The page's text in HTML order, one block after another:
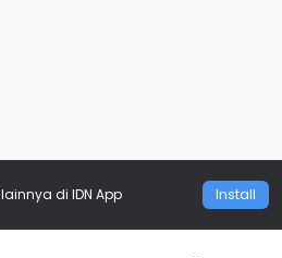
lainnya di IDN App Install